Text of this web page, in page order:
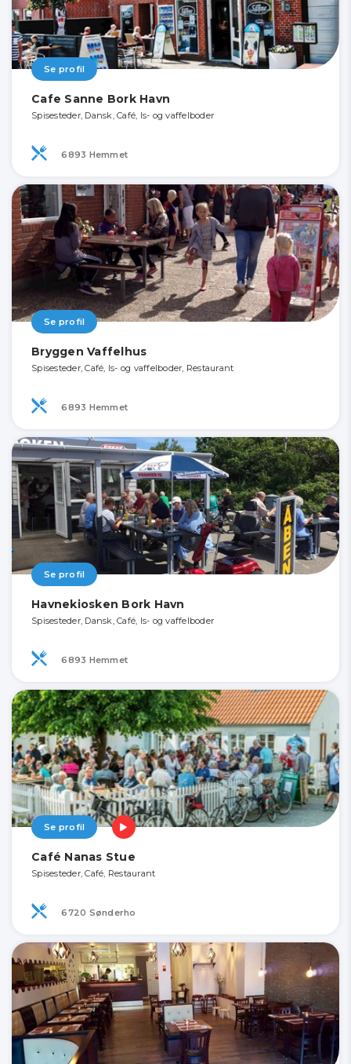
Se profil
Cafe Sanne Bork Havn
Spisesteder, Dansk, Café, Is- og vaffelboder
6893 Hemmet
Se profil
Bryggen Vaffelhus
Spisesteder, Café, Is- og vaffelboder, Restaurant
6893 Hemmet
Se profil
Havnekiosken Bork Havn
Spisesteder, Dansk, Café, Is- og vaffelboder
6893 Hemmet
Se profil
Café Nanas Stue
Spisesteder, Café, Restaurant
6720 Sønderho